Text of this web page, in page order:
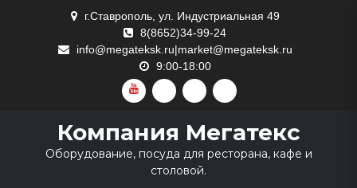
г.Ставрополь, ул. Индустриальная 49
8(8652)34-99-24
info@megateksk.ru|market@megateksk.ru
9:00-18:00
YOUTUBEVKVIDEORUTUBEDZEN
Компания Мегатекс
Оборудование, посуда для ресторана, кафе и
столовой.